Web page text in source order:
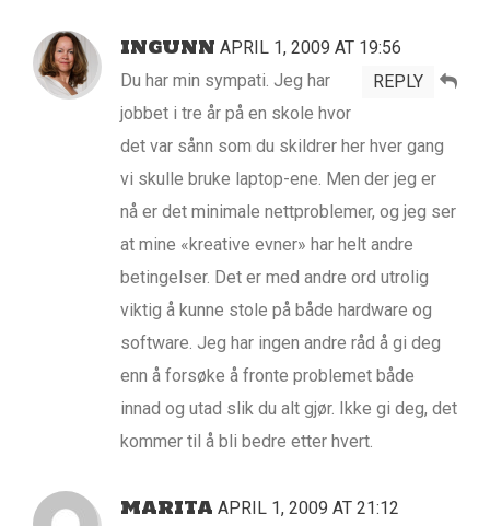
INGUNN APRIL 1, 2009 AT 19:56
REPLY
Du har min sympati. Jeg har
jobbet i tre år på en skole hvor
det var sånn som du skildrer her hver gang
vi skulle bruke laptop-ene. Men der jeg er
nå er det minimale nettproblemer, og jeg ser
at mine «kreative evner» har helt andre
betingelser. Det er med andre ord utrolig
viktig å kunne stole på både hardware og
software. Jeg har ingen andre råd å gi deg
enn å forsøke å fronte problemet både
innad og utad slik du alt gjør. Ikke gi deg, det
kommer til å bli bedre etter hvert.
MARITA APRIL 1, 2009 AT 21:12